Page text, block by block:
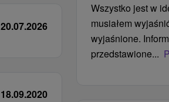
20.07.2026
18.09.2020
Wszystko jest w
musiałem
wyjaśnione.
przedstawione...